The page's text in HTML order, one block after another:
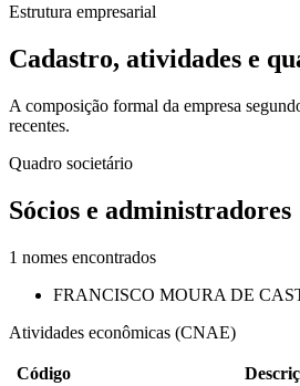
Estrutura empresarial
Cadastro, atividades e
A composição formal da empresa
recentes.
Quadro societário
Sócios e administradores
1 nomes encontrados
FRANCISCO MOURA DE
Atividades econômicas (CNAE)
Código